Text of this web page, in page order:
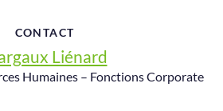
CONTACT
Liénard
Humaines – Fonctions Corporate